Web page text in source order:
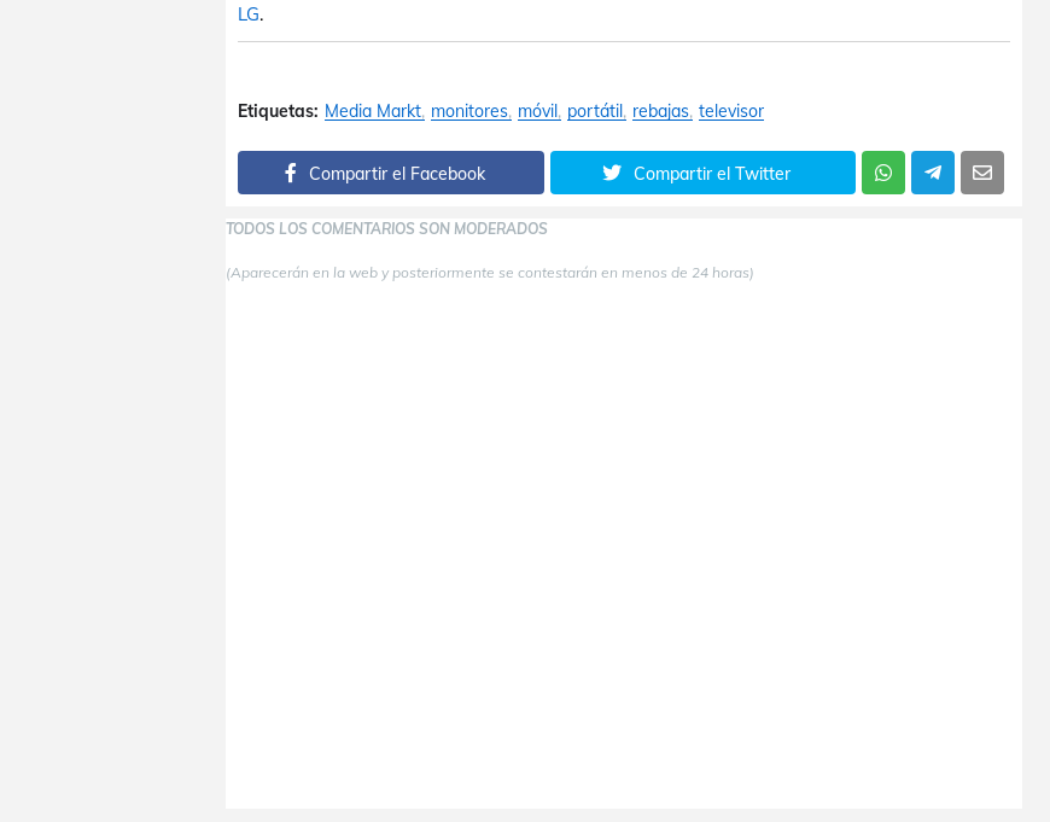
LG.
Etiquetas: Media Markt monitores móvil portátil rebajas televisor
Compartir el Facebook Compartir el Twitter
TODOS LOS COMENTARIOS SON MODERADOS
(Aparecerán en la web y posteriormente se contestarán en menos de 24 horas)